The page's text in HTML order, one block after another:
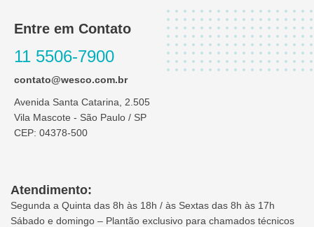
Entre em Contato
11 5506-7900
contato@wesco.com.br
Avenida Santa Catarina, 2.505
Vila Mascote - São Paulo / SP
CEP: 04378-500
Atendimento:
Segunda a Quinta das 8h às 18h / às Sextas das 8h às 17h
Sábado e domingo – Plantão exclusivo para chamados técnicos